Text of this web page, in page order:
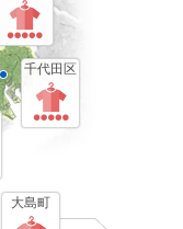
千代田区
大島町